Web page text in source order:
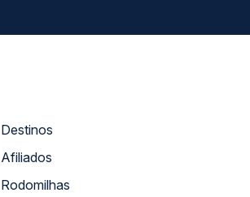
Destinos
Afiliados
Rodomilhas